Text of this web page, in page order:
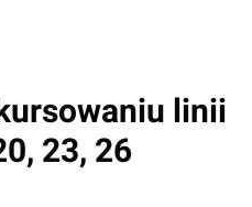
linii
23, 26